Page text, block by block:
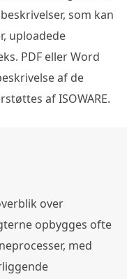
som kan
uploadede
PDF eller Word
af de
af ISOWARE.
over
opbygges ofte
med